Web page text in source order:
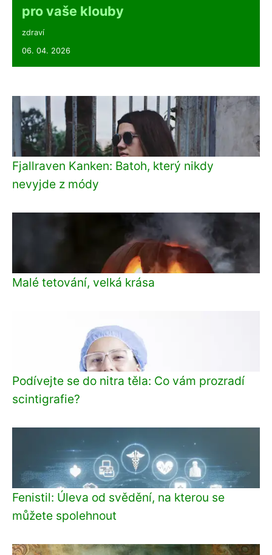
pro vaše klouby
zdraví
06. 04. 2026
Fjallraven Kanken: Batoh, který nikdy
nevyjde z módy
Malé tetování, velká krása
Podívejte se do nitra těla: Co vám prozradí
scintigrafie?
Fenistil: Úleva od svědění, na kterou se
můžete spolehnout